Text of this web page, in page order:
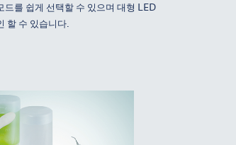
드를 쉽게 선택할 수 있으며 대형 LED
할 수 있습니다.